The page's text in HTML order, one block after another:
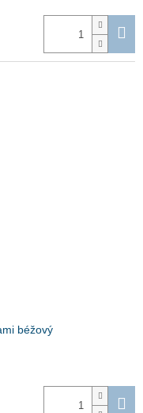
béžový